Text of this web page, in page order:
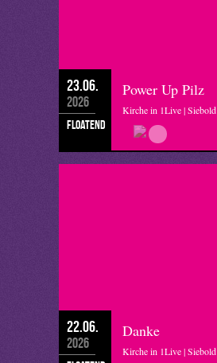
23.06.
2026
floatend
Power Up Pilz
Kirche in 1Live | Siebold
22.06.
2026
Danke
Kirche in 1Live | Siebold